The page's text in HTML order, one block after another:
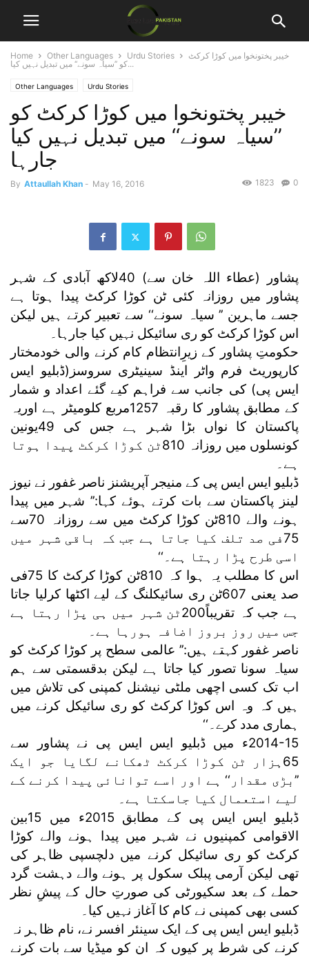
Home Other Languages Urdu Stories
خیبر پختونخوا میں کوڑا کرکٹ
کو ’’سیاہ سونے‘‘ میں تبدیل نہیں کیا...
Other Languages Urdu Stories
خیبر پختونخوا میں کوڑا کرکٹ کو
’’سیاہ سونے‘‘ میں تبدیل نہیں کیا
جارہا
By Attaullah Khan - May 16, 2016 0
1823
پشاور (عطاء اللہ خان سے) 40لاکھ آبادی کے شہر
پشاور میں روزانہ کئی ٹن کوڑا کرکٹ پیدا ہوتا ہے
جسے ماہرین ’’ سیاہ سونے‘‘ سے تعبیر کرتے ہیں لیکن
اس کوڑا کرکٹ کو ری سائیکل نہیں کیا جارہا۔
حکومتِ پشاور کے زیرِانتظام کام کرنے والی خودمختار
کارپوریٹ فرم واٹر اینڈ سینیٹری سروسز(ڈبلیو ایس
ایس پی) کی جانب سے فراہم کیے گئے اعداد و شمار
کے مطابق پشاور کا رقبہ 1257مربع کلومیٹر ہے اوریہ
پاکستان کا نواں بڑا شہر ہے جس کی 49یونین
کونسلوں میں روزانہ 810ٹن کوڑا کرکٹ پیدا ہوتا
ہے۔
ڈبلیو ایس ایس پی کے منیجر آپریشنز ناصر غفور نے نیوز
لینز پاکستان سے بات کرتے ہوئے کہا:’’ شہر میں پیدا
ہونے والے 810ٹن کوڑا کرکٹ میں سے روزانہ 70سے
75فی صد تلف کیا جاتا ہے جب کہ باقی شہر میں
اسی طرح پڑا رہتا ہے۔‘‘
اس کا مطلب یہ ہوا کہ 810ٹن کوڑا کرکٹ کا 75فی
صد یعنی 607ٹن ری سائیکلنگ کے لیے اکٹھا کرلیا جاتا
ہے جب کہ تقریباً200ٹن شہر میں ہی پڑا رہتا ہے
جس میں روز بروز اضافہ ہورہا ہے۔
ناصر غفور کہتے ہیں:’’ عالمی سطح پر کوڑا کرکٹ کو
سیاہ سونا تصور کیا جاتا ہے لیکن بدقسمتی سے ہم
اب تک کسی اچھی ملٹی نیشنل کمپنی کی تلاش میں
ہیں کہ وہ اس کوڑا کرکٹ کو ری سائیکل کرنے میں
ہماری مدد کرے۔‘‘
2014-15ء میں ڈبلیو ایس ایس پی نے پشاور سے
65ہزار ٹن کوڑا کرکٹ ٹھکانے لگایا جو ایک
’’بڑی مقدار‘‘ ہے اور اسے توانائی پیدا کرنے کے
لیے استعمال کیا جاسکتا ہے۔
ڈبلیو ایس ایس پی کے مطابق 2015ء میں 15بین
الاقوامی کمپنیوں نے شہر میں پیدا ہونے والے کوڑا
کرکٹ کو ری سائیکل کرنے میں دلچسپی ظاہر کی
تھی لیکن آرمی پبلک سکول پر ہونے والے دہشت گرد
حملے کے بعد سکیورٹی کی صورتِ حال کے پیشِ نظر
کسی بھی کمپنی نے کام کا آغاز نہیں کیا۔
ڈبلیو ایس ایس پی کے ایک سینئر افسر نے، نام ظاہر نہ
کرنے کی شرط پر کیوں کہ ان کو میڈیا سے بات کرنے